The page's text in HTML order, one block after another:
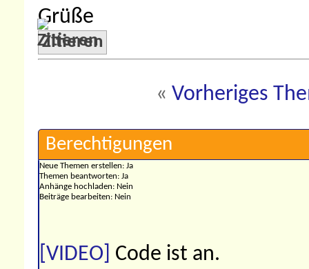
Grüße
Zitieren
« Vorheriges
Berechtigungen
Neue Themen erstellen: Ja
Themen beantworten: Ja
Anhänge hochladen: Nein
Beiträge bearbeiten: Nein
[VIDEO] Code ist an.